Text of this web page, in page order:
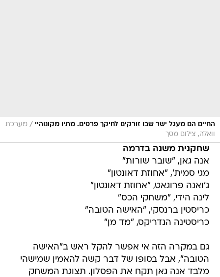
החיים הם מעגל ישר שבו זורקים לחיקך פרסים. מתיו מקונוהיי / מערכת
וואלה, צילום מסך
שחקנית משנה בדרמה
אנה גאן, "שובר שורות"
מגי סמית', "אחוזת דאונטון"
ג'ואנה פרוגאט, "אחוזת דאונטון"
לינה הידי, "משחקי הכס"
כריסטין ברנסקי, "האישה הטובה"
כריסטינה הנדריקס, "מד מן"
גם במקרה הזה אי אפשר להקל ראש ב"האישה
הטובה", אבל בסופו של דבר קשה להאמין שמישהי
מלבד אנה גאן תקח את הפסלון. תצוגת המשחק